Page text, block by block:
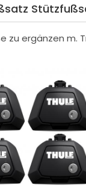
zu ergänzen m.